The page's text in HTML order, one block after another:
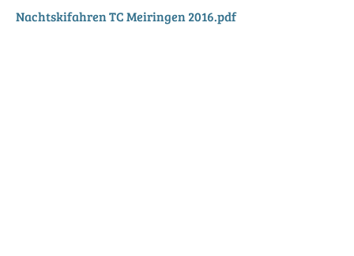
Nachtskifahren TC Meiringen 2016.pdf